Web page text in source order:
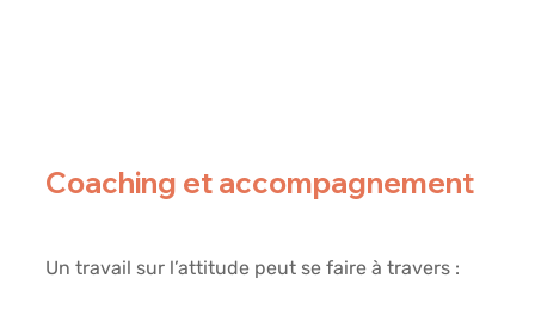
Coaching et accompagnement
Un travail sur l’attitude peut se faire à travers :